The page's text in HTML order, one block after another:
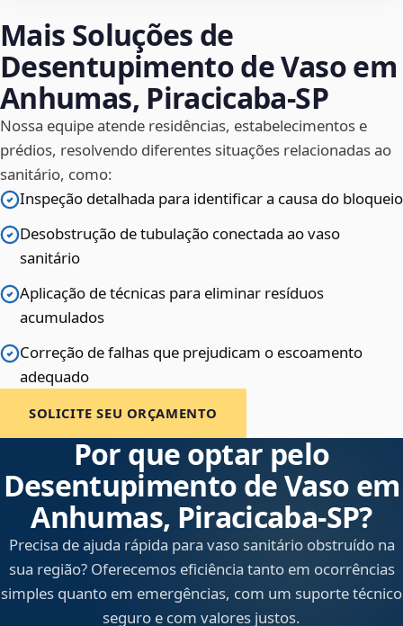
Mais Soluções de
Desentupimento de Vaso em
Anhumas, Piracicaba‑SP
Nossa equipe atende residências, estabelecimentos e
prédios, resolvendo diferentes situações relacionadas ao
sanitário, como:
Inspeção detalhada para identificar a causa do bloqueio
Desobstrução de tubulação conectada ao vaso
sanitário
Aplicação de técnicas para eliminar resíduos
acumulados
Correção de falhas que prejudicam o escoamento
adequado
SOLICITE SEU ORÇAMENTO
Por que optar pelo
Desentupimento de Vaso em
Anhumas, Piracicaba‑SP?
Precisa de ajuda rápida para vaso sanitário obstruído na
sua região? Oferecemos eficiência tanto em ocorrências
simples quanto em emergências, com um suporte técnico
seguro e com valores justos.